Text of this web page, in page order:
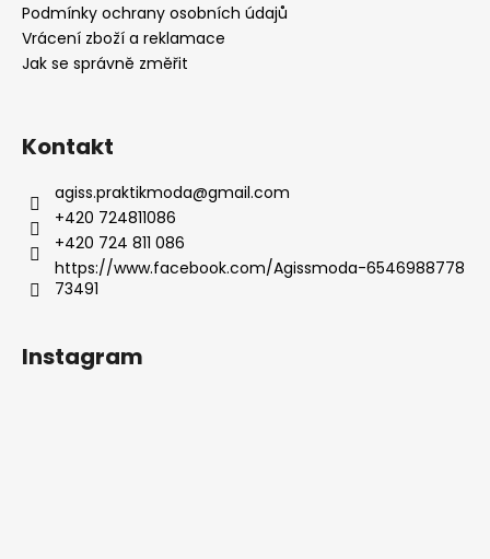
Podmínky ochrany osobních údajů
Vrácení zboží a reklamace
Jak se správně změřit
Kontakt
agiss.praktikmoda@gmail.com
+420 724811086
+420 724 811 086
https://www.facebook.com/Agissmoda-6546988778
73491
Instagram